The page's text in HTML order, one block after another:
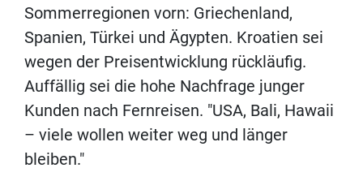
Sommerregionen vorn: Griechenland,
Spanien, Türkei und Ägypten. Kroatien sei
wegen der Preisentwicklung rückläufig.
Auffällig sei die hohe Nachfrage junger
Kunden nach Fernreisen. "USA, Bali, Hawaii
– viele wollen weiter weg und länger
bleiben."